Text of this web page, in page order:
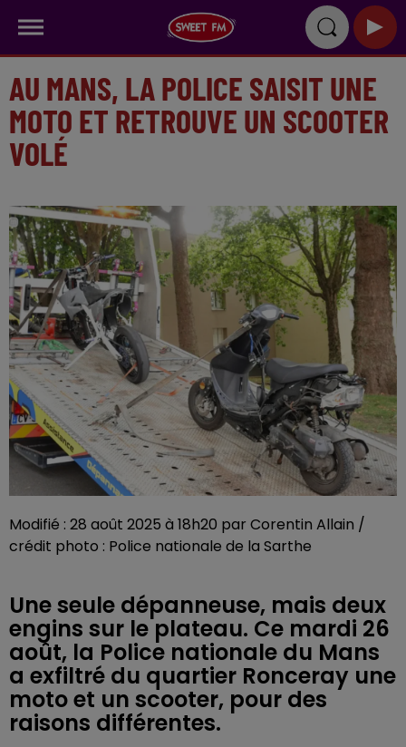
AU MANS, LA POLICE SAISIT UNE
MOTO ET RETROUVE UN SCOOTER
VOLÉ
Modifié : 28 août 2025 à 18h20 par Corentin Allain /
crédit photo : Police nationale de la Sarthe
Une seule dépanneuse, mais deux
engins sur le plateau. Ce mardi 26
août, la Police nationale du Mans
a exfiltré du quartier Ronceray une
moto et un scooter, pour des
raisons différentes.